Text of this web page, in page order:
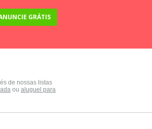
GRÁTIS
de nossas listas
ou aluguel para